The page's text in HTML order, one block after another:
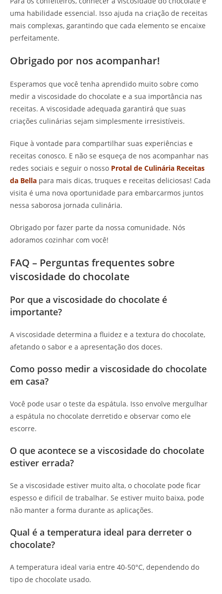
uma habilidade essencial. Isso ajuda na criação de receitas
mais complexas, garantindo que cada elemento se encaixe
perfeitamente.
Obrigado por nos acompanhar!
Esperamos que você tenha aprendido muito sobre como
medir a viscosidade do chocolate e a sua importância nas
receitas. A viscosidade adequada garantirá que suas
criações culinárias sejam simplesmente irresistíveis.
Fique à vontade para compartilhar suas experiências e
receitas conosco. E não se esqueça de nos acompanhar nas
redes sociais e seguir o nosso Protal de Culinária Receitas
da Bella para mais dicas, truques e receitas deliciosas! Cada
visita é uma nova oportunidade para embarcarmos juntos
nessa saborosa jornada culinária.
Obrigado por fazer parte da nossa comunidade. Nós
adoramos cozinhar com você!
FAQ – Perguntas frequentes sobre
viscosidade do chocolate
Por que a viscosidade do chocolate é
importante?
A viscosidade determina a fluidez e a textura do chocolate,
afetando o sabor e a apresentação dos doces.
Como posso medir a viscosidade do chocolate
em casa?
Você pode usar o teste da espátula. Isso envolve mergulhar
a espátula no chocolate derretido e observar como ele
escorre.
O que acontece se a viscosidade do chocolate
estiver errada?
Se a viscosidade estiver muito alta, o chocolate pode ficar
espesso e difícil de trabalhar. Se estiver muito baixa, pode
não manter a forma durante as aplicações.
Qual é a temperatura ideal para derreter o
chocolate?
A temperatura ideal varia entre 40-50°C, dependendo do
tipo de chocolate usado.